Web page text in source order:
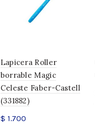
Lapicera Roller
borrable Magic
Celeste Faber-Castell
(331882)
$ 1.700